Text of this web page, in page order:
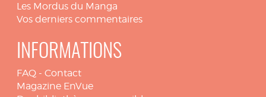
Les Mordus du Manga
Vos derniers commentaires
INFORMATIONS
FAQ - Contact
Magazine EnVue